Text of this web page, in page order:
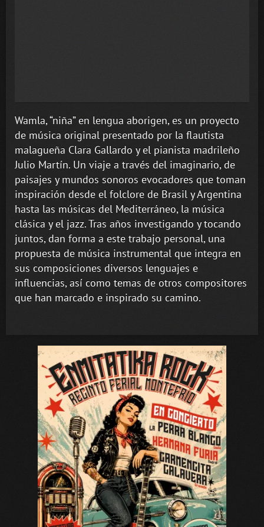
Wamla, “niña” en lengua aborigen, es un proyecto
de música original presentado por la flautista
malagueña Clara Gallardo y el pianista madrileño
Julio Martín. Un viaje a través del imaginario, de
paisajes y mundos sonoros evocadores que toman
inspiración desde el folclore de Brasil y Argentina
hasta las músicas del Mediterráneo, la música
clásica y el jazz. Tras años investigando y tocando
juntos, dan forma a este trabajo personal, una
propuesta de música instrumental que integra en
sus composiciones diversos lenguajes e
influencias, así como temas de otros compositores
que han marcado e inspirado su camino.